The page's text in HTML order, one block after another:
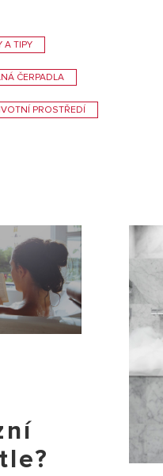
A TIPY
ČERPADLA
PROSTŘEDÍ